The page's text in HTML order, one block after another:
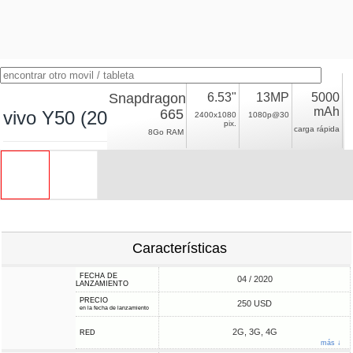
vivo Y50 (2020)
Snapdragon
665
8Go RAM
6.53"
2400x1080
pix.
13MP
1080p@30
5000
mAh
carga rápida
Características
FECHA DE
LANZAMIENTO
04 / 2020
PRECIO
en la fecha de lanzamiento 250 USD
RED 2G, 3G, 4G
más ↓